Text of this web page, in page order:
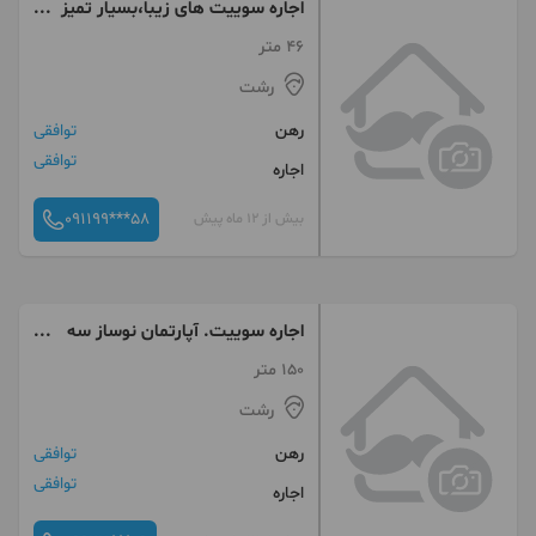
اجاره سوییت های زیبا،بسیار تمیز
و با امنیت
46 متر
رشت
رهن
توافقی
اجاره
توافقی
بیش از 12 ماه پیش 091199***58
اجاره سوییت. آپارتمان نوساز سه
خوابه کد*۷۷۶* گلسار150 متر
رشت
رهن
توافقی
اجاره
توافقی